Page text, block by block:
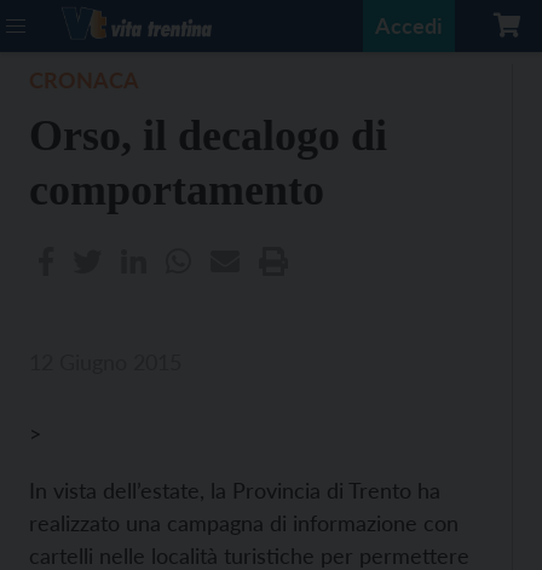
Accedi
Orso, il decalogo di
comportamento
>
In vista dell’estate, la Provincia di Trento ha
realizzato una campagna di informazione con
cartelli nelle località turistiche per permettere